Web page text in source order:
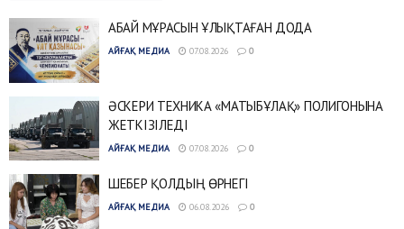
АБАЙ МҰРАСЫН ҰЛЫҚТАҒАН ДОДА
АЙҒАҚ МЕДИА 07.08.2026 0
ӘСКЕРИ ТЕХНИКА «МАТЫБҰЛАҚ» ПОЛИГОНЫНА
ЖЕТКІЗІЛЕДІ
АЙҒАҚ МЕДИА 07.08.2026 0
ШЕБЕР ҚОЛДЫҢ ӨРНЕГІ
АЙҒАҚ МЕДИА 06.08.2026 0